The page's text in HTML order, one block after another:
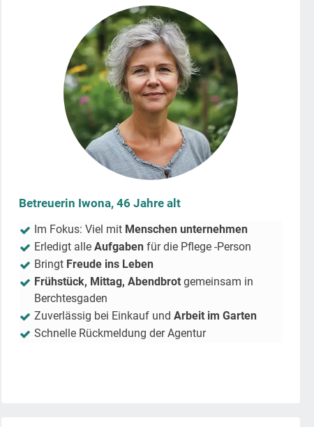
Betreuerin Iwona, 46 Jahre alt
Im Fokus: Viel mit Menschen unternehmen
Erledigt alle Aufgaben für die Pflege -Person
Bringt Freude ins Leben
Frühstück, Mittag, Abendbrot gemeinsam in
Berchtesgaden
Zuverlässig bei Einkauf und Arbeit im Garten
Schnelle Rückmeldung der Agentur